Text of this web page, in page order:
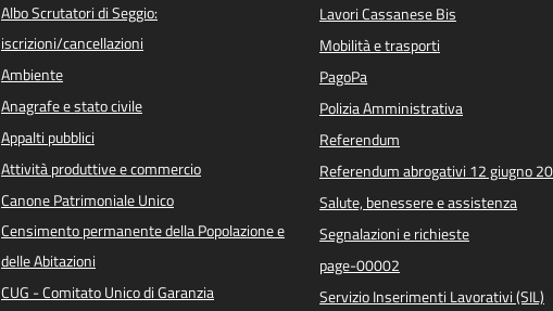
Albo Scrutatori di Seggio:
iscrizioni/cancellazioni
Ambiente
Anagrafe e stato civile
Appalti pubblici
Attività produttive e commercio
Canone Patrimoniale Unico
Censimento permanente della Popolazione e
delle Abitazioni
CUG - Comitato Unico di Garanzia
Lavori Cassanese Bis
Mobilità e trasporti
PagoPa
Polizia Amministrativa
Referendum
Referendum abrogativi 12 giugno
Salute, benessere e assistenza
Segnalazioni e richieste
page-00002
Servizio Inserimenti Lavorativi (SIL)